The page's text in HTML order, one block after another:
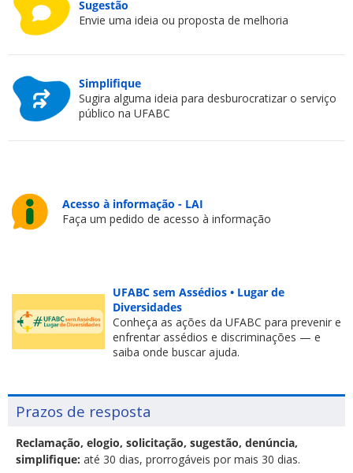
Sugestão
Envie uma ideia ou proposta de melhoria
Simplifique
Sugira alguma ideia para desburocratizar o serviço
público na UFABC
Acesso à informação - LAI
Faça um pedido de acesso à informação
UFABC sem Assédios • Lugar de
Diversidades
Conheça as ações da UFABC para prevenir e
enfrentar assédios e discriminações — e
saiba onde buscar ajuda.
Prazos de resposta
Reclamação, elogio, solicitação, sugestão, denúncia,
simplifique: até 30 dias, prorrogáveis por mais 30 dias.